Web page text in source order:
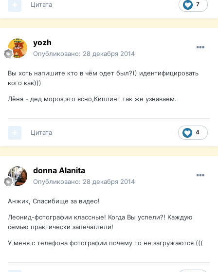
7
Цитата
yozh
Опубликовано: 28 декабря 2014
Вы хоть напишите кто в чём одет был?)) идентифицировать
кого как)))
Лёня - дед мороз,это ясно,Киплинг так же узнаваем.
4
Цитата
donna Alanita
Опубликовано: 28 декабря 2014
Анжик, Спасибище за видео!
Леонид-фотографии классные! Когда Вы успели?! Каждую
семью практически запечатлели!
У меня с телефона фотографии почему то не загружаются (((